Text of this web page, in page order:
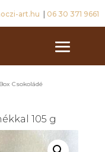
art.hu 06 30 371 9661
Csokoládé
105 g